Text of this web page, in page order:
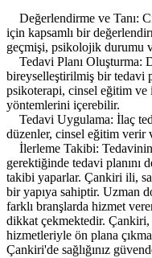
Değerlendirme ve Tanı:
için kapsamlı bir
geçmişi, psikolojik durumu
Tedavi Planı Oluşturma:
bireyselleştirilmiş bir tedavi
psikoterapi, cinsel eğitim ve
yöntemlerini içerebilir.
Tedavi Uygulama: İlaç
düzenler, cinsel eğitim verir
İlerleme Takibi:
gerektiğinde tedavi planını
takibi yaparlar. Çankiri ili,
bir yapıya sahiptir. Uzman
farklı branşlarda hizmet
dikkat çekmektedir.
hizmetleriyle ön plana
Çankiri'de sağlığınız